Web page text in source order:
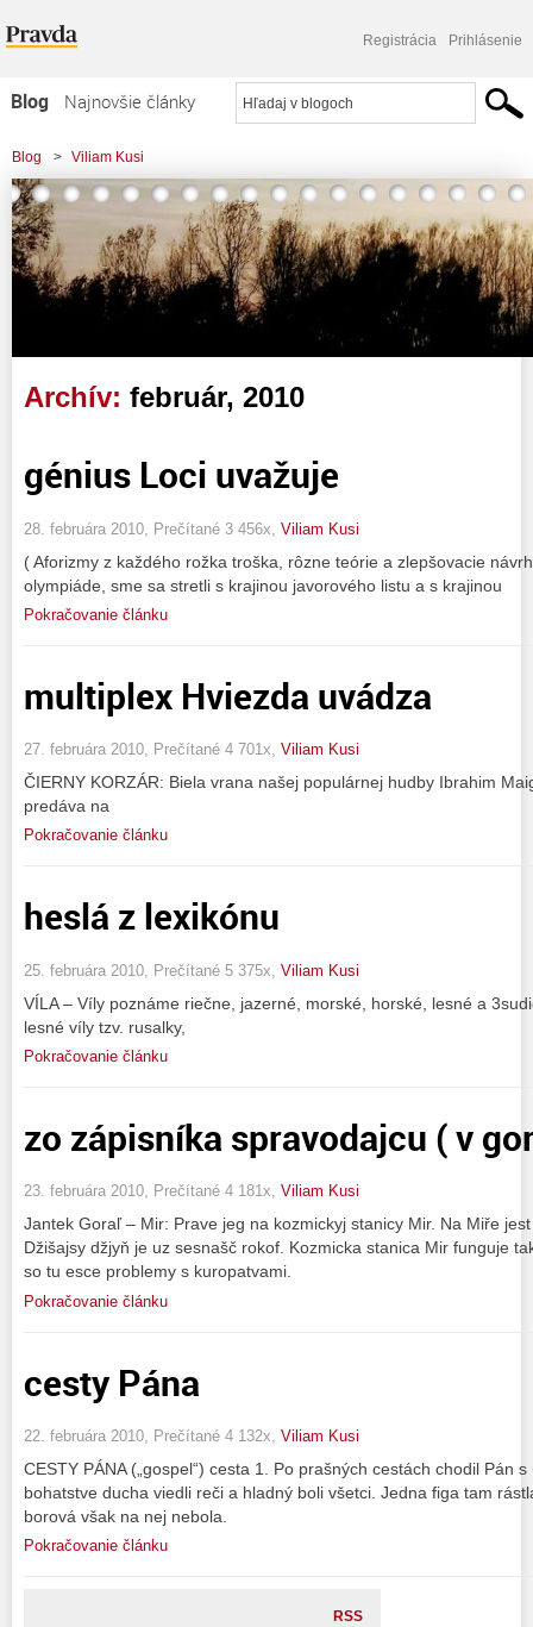
Registrácia Prihlásenie
Blog
Najnovšie články
Najčítanejšie články
Najkomentovanejšie články
Zoznam blogov
Komerčné blogy
Blog > Viliam Kusi
Archív: február, 2010
génius Loci uvažuje
28. februára 2010, Prečítané 3 456x, Viliam Kusi
( Aforizmy z každého rožka troška, rôzne teórie a zlepšovacie
olympiáde, sme sa stretli s krajinou javorového listu a s krajinou
Pokračovanie článku
multiplex Hviezda uvádza
27. februára 2010, Prečítané 4 701x, Viliam Kusi
ČIERNY KORZÁR: Biela vrana našej populárnej hudby Ibrahim
predáva na
Pokračovanie článku
heslá z lexikónu
25. februára 2010, Prečítané 5 375x, Viliam Kusi
VÍLA – Víly poznáme riečne, jazerné, morské, horské, lesné a
lesné víly tzv. rusalky,
Pokračovanie článku
zo zápisníka spravodajcu ( v
23. februára 2010, Prečítané 4 181x, Viliam Kusi
Jantek Goraľ – Mir: Prave jeg na kozmickyj stanicy Mir. Na Miře
Džišajsy džjyň je uz sesnašč rokof. Kozmicka stanica Mir funguje
so tu esce problemy s kuropatvami.
Pokračovanie článku
cesty Pána
22. februára 2010, Prečítané 4 132x, Viliam Kusi
CESTY PÁNA („gospel“) cesta 1. Po prašných cestách chodil Pán
bohatstve ducha viedli reči a hladný boli všetci. Jedna figa tam
borová však na nej nebola.
Pokračovanie článku
RSS